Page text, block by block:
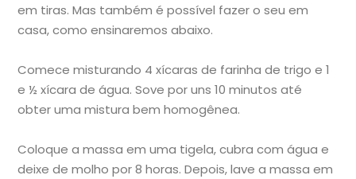
em tiras. Mas também é possível fazer o seu em
casa, como ensinaremos abaixo.
Comece misturando 4 xícaras de farinha de trigo e 1
e ½ xícara de água. Sove por uns 10 minutos até
obter uma mistura bem homogênea.
Coloque a massa em uma tigela, cubra com água e
deixe de molho por 8 horas. Depois, lave a massa em